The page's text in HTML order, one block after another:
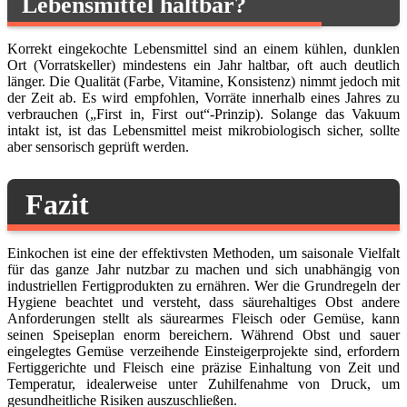
Korrekt eingekochte Lebensmittel sind an einem kühlen, dunklen
Ort (Vorratskeller) mindestens ein Jahr haltbar, oft auch deutlich
länger. Die Qualität (Farbe, Vitamine, Konsistenz) nimmt jedoch mit
der Zeit ab. Es wird empfohlen, Vorräte innerhalb eines Jahres zu
verbrauchen („First in, First out“-Prinzip). Solange das Vakuum
intakt ist, ist das Lebensmittel meist mikrobiologisch sicher, sollte
aber sensorisch geprüft werden.
Fazit
Einkochen ist eine der effektivsten Methoden, um saisonale Vielfalt
für das ganze Jahr nutzbar zu machen und sich unabhängig von
industriellen Fertigprodukten zu ernähren. Wer die Grundregeln der
Hygiene beachtet und versteht, dass säurehaltiges Obst andere
Anforderungen stellt als säurearmes Fleisch oder Gemüse, kann
seinen Speiseplan enorm bereichern. Während Obst und sauer
eingelegtes Gemüse verzeihende Einsteigerprojekte sind, erfordern
Fertiggerichte und Fleisch eine präzise Einhaltung von Zeit und
Temperatur, idealerweise unter Zuhilfenahme von Druck, um
gesundheitliche Risiken auszuschließen.